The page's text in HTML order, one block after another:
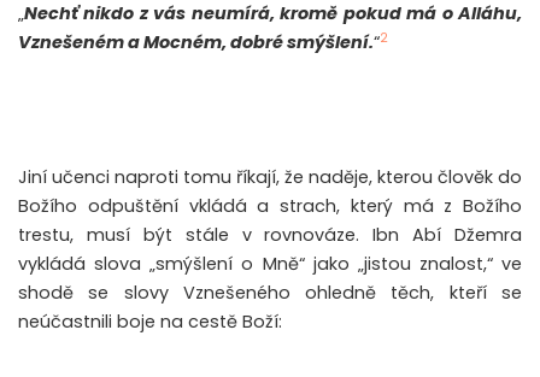
„Nechť nikdo z vás neumírá, kromě pokud má o Alláhu,
Vznešeném a Mocném, dobré smýšlení.“2
Jiní učenci naproti tomu říkají, že naděje, kterou člověk do
Božího odpuštění vkládá a strach, který má z Božího
trestu, musí být stále v rovnováze. Ibn Abí Džemra
vykládá slova „smýšlení o Mně“ jako „jistou znalost,“ ve
shodě se slovy Vznešeného ohledně těch, kteří se
neúčastnili boje na cestě Boží: